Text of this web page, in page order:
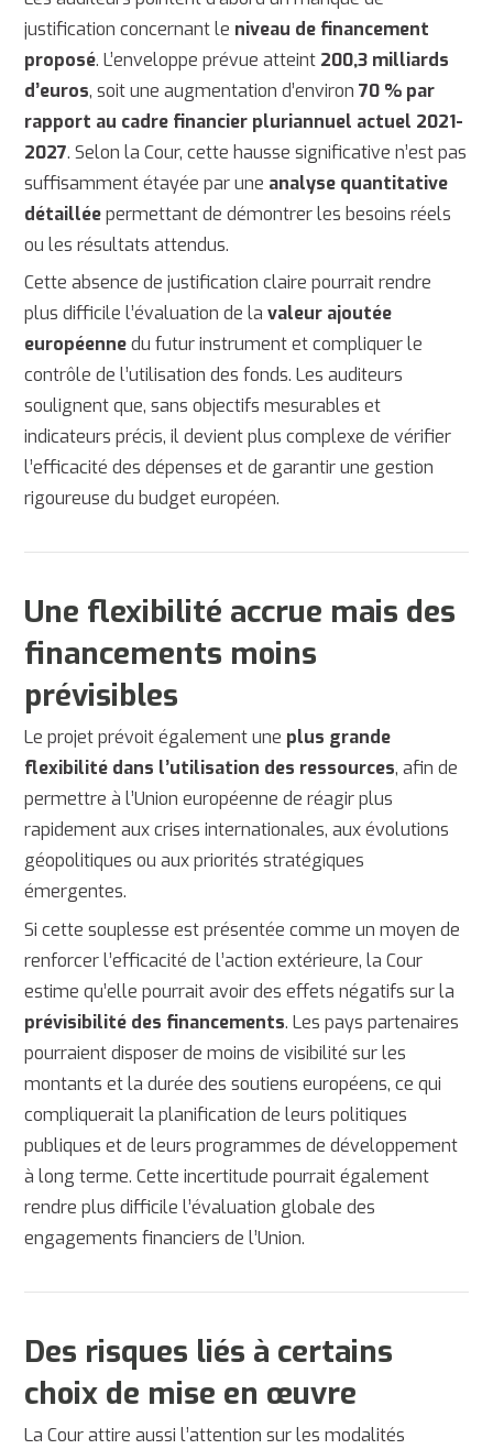
justification concernant le niveau de financement
proposé. L’enveloppe prévue atteint 200,3 milliards
d’euros, soit une augmentation d’environ70 % par
rapport au cadre financier pluriannuel actuel 2021-
2027. Selon la Cour, cette hausse significative n’est pas
suffisamment étayée par une analyse quantitative
détailléepermettant de démontrer les besoins réels
ou les résultats attendus.
Cette absence de justification claire pourrait rendre
plus difficile l’évaluation de lavaleur ajoutée
européennedu futur instrument et compliquer le
contrôle de l’utilisation des fonds. Les auditeurs
soulignent que, sans objectifs mesurables et
indicateurs précis, il devient plus complexe de vérifier
l’efficacité des dépenses et de garantir une gestion
rigoureuse du budget européen.
Une flexibilité accrue mais des
financements moins
prévisibles
Le projet prévoit également une plus grande
flexibilité dans l’utilisation des ressources, afin de
permettre à l’Union européenne de réagir plus
rapidement aux crises internationales, aux évolutions
géopolitiques ou aux priorités stratégiques
émergentes.
Si cette souplesse est présentée comme un moyen de
renforcer l’efficacité de l’action extérieure, la Cour
estime qu’elle pourrait avoir des effets négatifs sur la
prévisibilité des financements. Les pays partenaires
pourraient disposer de moins de visibilité sur les
montants et la durée des soutiens européens, ce qui
compliquerait la planification de leurs politiques
publiques et de leurs programmes de développement
à long terme. Cette incertitude pourrait également
rendre plus difficile l’évaluation globale des
engagements financiers de l’Union.
Des risques liés à certains
choix de mise en œuvre
La Cour attire aussi l’attention sur les modalités